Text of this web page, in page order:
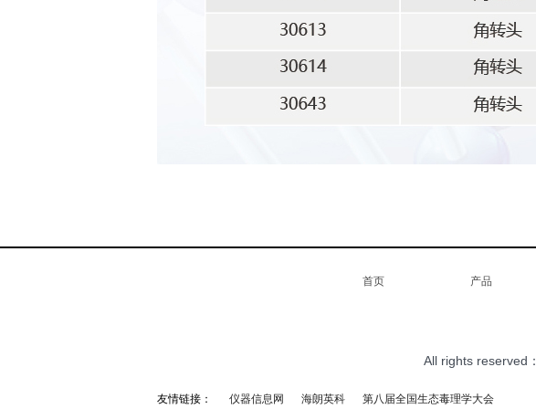
All rights reserved：
友情链接： 仪器信息网 海朗英科 第八届全国生态毒理学大会
首页 产品